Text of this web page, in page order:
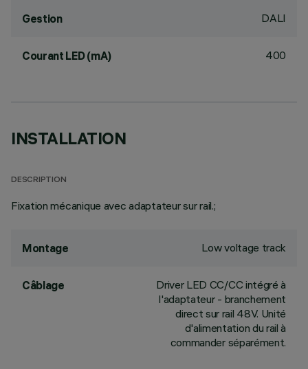
Gestion DALI
Courant LED (mA) 400
INSTALLATION
DESCRIPTION
Fixation mécanique avec adaptateur sur rail.;
Montage Low voltage track
Câblage
Driver LED CC/CC intégré à
l'adaptateur - branchement
direct sur rail 48V. Unité
d'alimentation du rail à
commander séparément.